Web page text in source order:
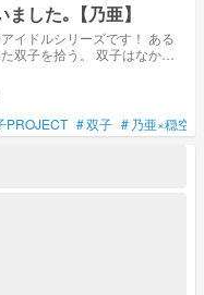
した｡【乃亜】
ドルシリーズです！ ある
双子を拾う。 双子はなかな
けていく。 だか、そんな双
が楽しめます。 是非、合わ
PROJECT #双子 # 乃亜×穏空